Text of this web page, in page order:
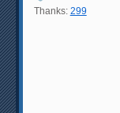
Thanks: 299